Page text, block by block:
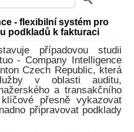
- flexibilní systém pro
podkladů k fakturaci
případovou studii
- Company Intelligence
Czech Republic, která
v oblasti auditu,
a transakčního
přesně vykazovat
připravovat podklady